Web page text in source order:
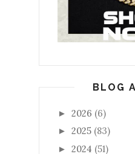
BLOG
► 2026 (6)
► 2025 (83)
► 2024 (51)